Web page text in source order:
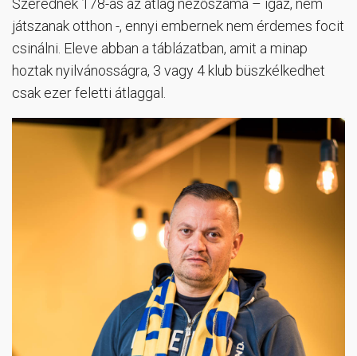
játszanak otthon -, ennyi embernek nem érdemes focit
csinálni. Eleve abban a táblázatban, amit a minap
hoztak nyilvánosságra, 3 vagy 4 klub büszkélkedhet
csak ezer feletti átlaggal.